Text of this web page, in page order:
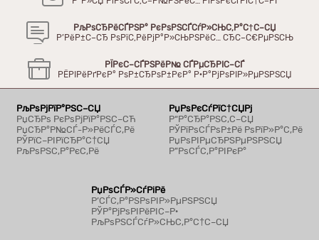
РљРѕСЂРёСЃРЅР° РєРѕРЅСЃСѓР»СЊС‚Р°С†С–СЏ
Р’РёР±С–СЂ РѕРїС‚РёРјР°Р»СЊРЅРёС… СЂС–С€РµРЅСЊ
РЇРєС–СЃРЅРёР№ СЃРµСЂРІС–СЃ
РЁРІРёРґРєР° РѕР±СЂРѕР±РєР° Р·Р°РјРѕРІР»РµРЅРЅСЏ
РљРѕРјРїР°РЅС–СЏ
РџСЂРѕ РєРѕРјРїР°РЅС–СЋ
РџСЂР°Р№СЃ-Р»РёСЃС‚Рё
РЎРїС–РІРїСЂР°С†СЏ
РљРѕРЅС‚Р°РєС‚Рё
РџРѕРєСѓРїС†СЏРј
Р“Р°СЂР°РЅС‚С–СЏ
РЎРїРѕСЃРѕР±Рё РѕРїР»Р°С‚Рё
РџРѕРІРµСЂРЅРµРЅРЅСЏ
Р”РѕСЃС‚Р°РІРєР°
РџРѕСЃР»СѓРіРё
Р’СЃС‚Р°РЅРѕРІР»РµРЅРЅСЏ
РЎР°РјРѕРІРёРІС–Р·
РљРѕРЅСЃСѓР»СЊС‚Р°С†С–СЏ